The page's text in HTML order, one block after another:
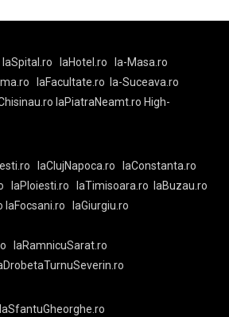
laSpital.ro laHotel.ro
la-Masa.ro
laFacultate.ro
la-Suceava.ro
laPiatraNeamt.ro High-
laClujNapoca.ro
laConstanta.ro
laPloiesti.ro laTimisoara.ro
laBuzau.ro
laFocsani.ro
laGiurgiu.ro
laRamnicuSarat.ro
laSfantuGheorghe.ro